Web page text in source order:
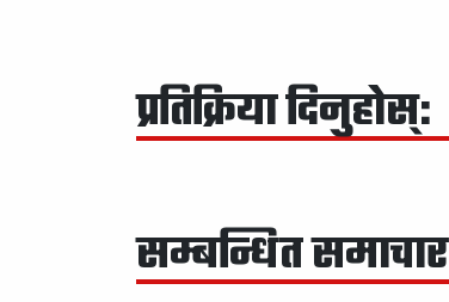
प्रतिक्रिया दिनुहोस्:
सम्बन्धित समाचार